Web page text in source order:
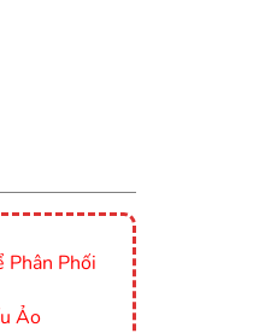
Phân Phối
Ảo